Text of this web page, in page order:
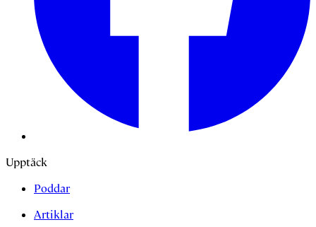
Upptäck
Poddar
Artiklar